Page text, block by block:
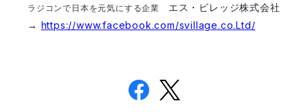
ラジコンで日本を元気にする企業 エス・ビレッジ株式会社
→ https://www.facebook.com/svillage.co.Ltd/